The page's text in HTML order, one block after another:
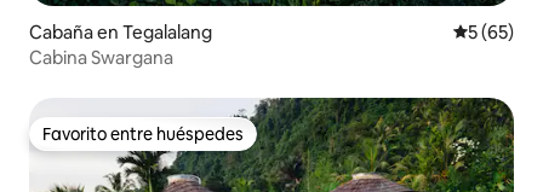
Cabaña en Tegalalang
5 (65)
Cabina Swargana
Favorito entre huéspedes
Favorito entre huéspedes